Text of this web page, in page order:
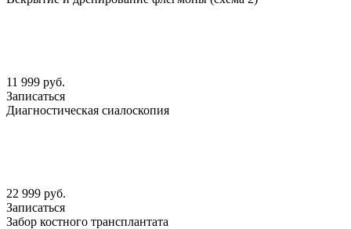
11 999 руб.
Записаться
Диагностическая сиалоскопия
22 999 руб.
Записаться
Забор костного трансплантата